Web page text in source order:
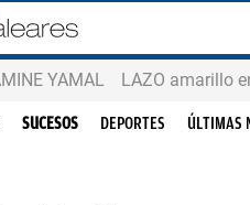
YAMAL LAZO amarillo
SUCESOS DEPORTES ÚLTIMAS